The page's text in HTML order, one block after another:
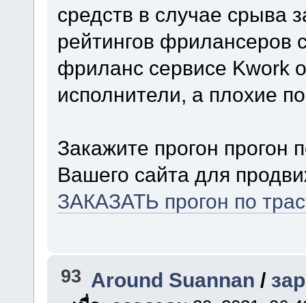
средств в случае срыва
рейтингов фрилансеров
фриланс сервисе Kwork
исполнители, а плохие
Закажите прогон прогон
Вашего сайта для
ЗАКАЗАТЬ прогон по
93 Around Suannan /